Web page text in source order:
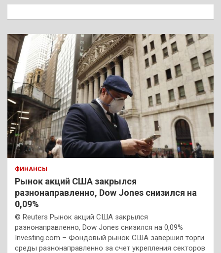
к
ФИНАНСЫ
Рынок акций США закрылся
разнонаправленно, Dow Jones снизился на
0,09%
© Reuters Рынок акций США закрылся
разнонаправленно, Dow Jones снизился на 0,09%
Investing.com – Фондовый рынок США завершил торги
среды разнонаправленно за счет укрепления секторов